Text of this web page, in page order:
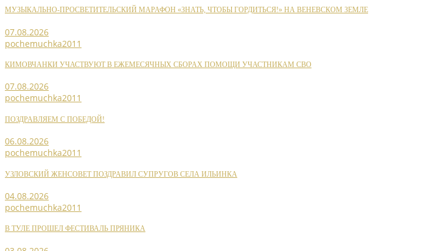
МУЗЫКАЛЬНО-ПРОСВЕТИТЕЛЬСКИЙ МАРАФОН «ЗНАТЬ, ЧТОБЫ ГОРДИТЬСЯ!» НА ВЕНЕВСКОМ ЗЕМЛЕ
07.08.2026
pochemuchka2011
КИМОВЧАНКИ УЧАСТВУЮТ В ЕЖЕМЕСЯЧНЫХ СБОРАХ ПОМОЩИ УЧАСТНИКАМ СВО
07.08.2026
pochemuchka2011
ПОЗДРАВЛЯЕМ С ПОБЕДОЙ!
06.08.2026
pochemuchka2011
УЗЛОВСКИЙ ЖЕНСОВЕТ ПОЗДРАВИЛ СУПРУГОВ СЕЛА ИЛЬИНКА
04.08.2026
pochemuchka2011
В ТУЛЕ ПРОШЕЛ ФЕСТИВАЛЬ ПРЯНИКА